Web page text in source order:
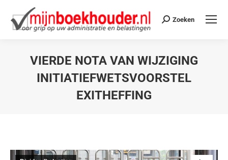
Zoeken
VIERDE NOTA VAN WIJZIGING
INITIATIEFWETSVOORSTEL
EXITHEFFING